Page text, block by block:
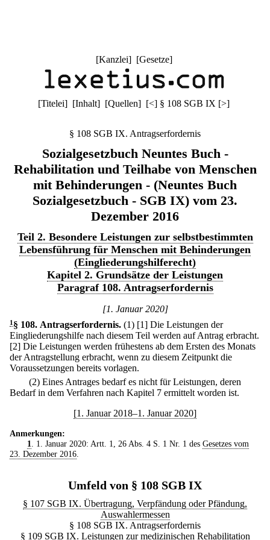
[Kanzlei] [Gesetze]
[Titelei] [Inhalt] [Quellen] [<] § 108 SGB IX [>]
§ 108 SGB IX. Antragserfordernis
Sozialgesetzbuch Neuntes Buch -
Rehabilitation und Teilhabe von Menschen
mit Behinderungen - (Neuntes Buch
Sozialgesetzbuch - SGB IX) vom 23.
Dezember 2016
Teil 2. Besondere Leistungen zur selbstbestimmten
Lebensführung für Menschen mit Behinderungen
(Eingliederungshilferecht)
Kapitel 2. Grundsätze der Leistungen
Paragraf 108. Antragserfordernis
[1. Januar 2020]
1 § 108. Antragserfordernis. (1) [1] Die Leistungen der
Eingliederungshilfe nach diesem Teil werden auf Antrag erbracht.
[2] Die Leistungen werden frühestens ab dem Ersten des Monats
der Antragstellung erbracht, wenn zu diesem Zeitpunkt die
Voraussetzungen bereits vorlagen.
(2) Eines Antrages bedarf es nicht für Leistungen, deren
Bedarf in dem Verfahren nach Kapitel 7 ermittelt worden ist.
[1. Januar 2018–1. Januar 2020]
Anmerkungen:
1. 1. Januar 2020: Artt. 1, 26 Abs. 4 S. 1 Nr. 1 des Gesetzes vom
23. Dezember 2016.
Umfeld von § 108 SGB IX
§ 107 SGB IX. Übertragung, Verpfändung oder Pfändung,
Auswahlermessen
§ 108 SGB IX. Antragserfordernis
§ 109 SGB IX. Leistungen zur medizinischen Rehabilitation